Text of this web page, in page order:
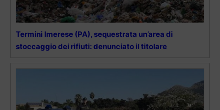
Termini Imerese (PA), sequestrata un’area di
stoccaggio dei rifiuti: denunciato il titolare